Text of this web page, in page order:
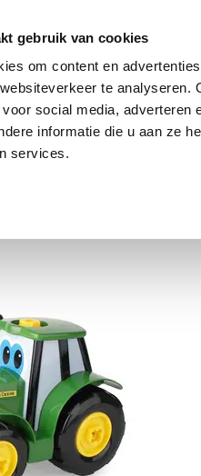
gebruik van cookies
om content en
te
social media, adverteren
informatie die u aan ze
services.
Bruder SIKU